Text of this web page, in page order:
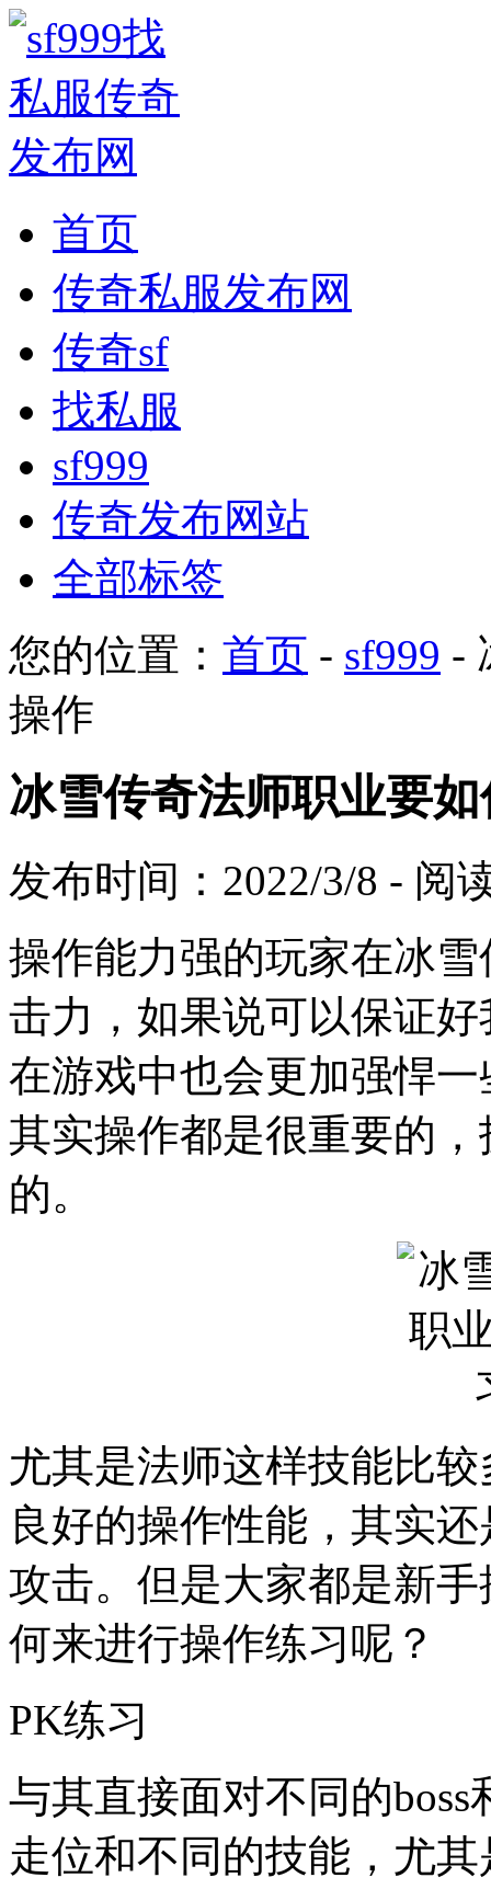
首页
传奇私服发布网
传奇sf
找私服
sf999
传奇发布网站
全部标签
您的位置： 首页 - sf999 -
操作
冰雪传奇法师职业要
发布时间：2022/3/8 - 阅
操作能力强的玩家在冰
击力，如果说可以保证
在游戏中也会更加强悍
其实操作都是很重要的
的。
尤其是法师这样技能比
良好的操作性能，其实
攻击。但是大家都是新
何来进行操作练习呢？
PK练习
与其直接面对不同的
走位和不同的技能，尤